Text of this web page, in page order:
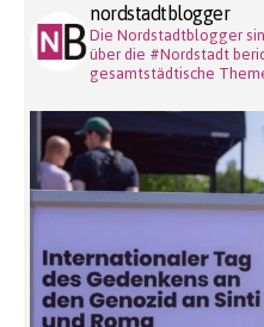
nordstadtblogger
Die Nordstadtblogger
über die #Nordstadt
gesamtstädtische